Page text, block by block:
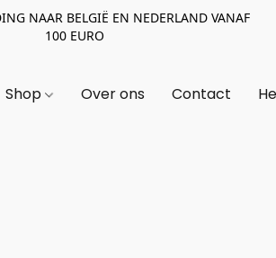
NAAR BELGIË EN NEDERLAND VANAF
100 EURO
Shop Over ons Contact